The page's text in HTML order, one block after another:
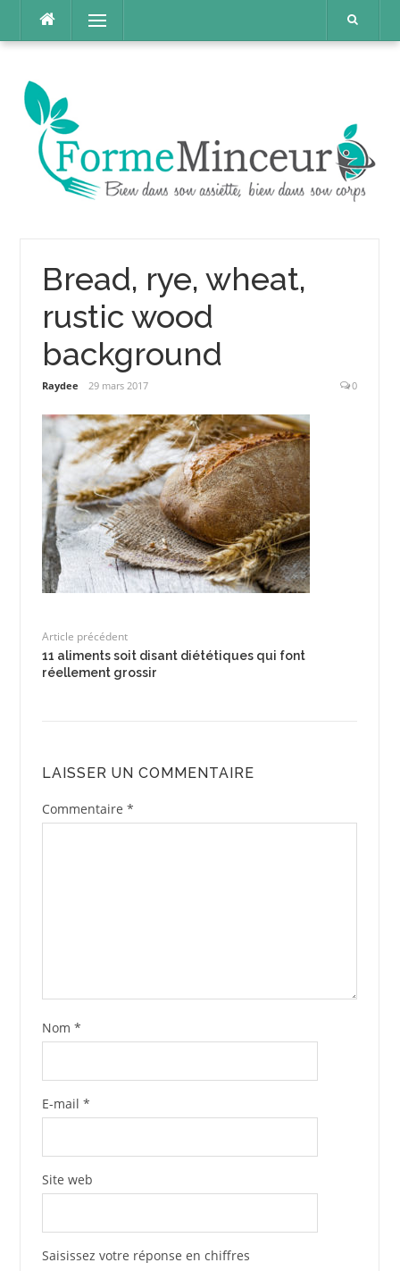
contenu
Menu
Bread, rye, wheat,
rustic wood
background
Raydee 29 mars 2017 0
Article précédent
11 aliments soit disant diététiques qui font
réellement grossir
LAISSER UN COMMENTAIRE
Commentaire *
Nom *
E-mail *
Site web
Saisissez votre réponse en chiffres